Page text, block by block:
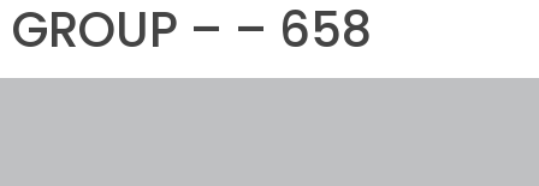
GROUP – – 658